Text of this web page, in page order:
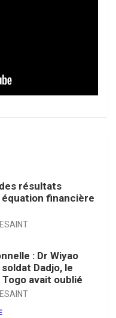
résultats
financière
: Dr Wiyao
Dadjo, le
avait oublié